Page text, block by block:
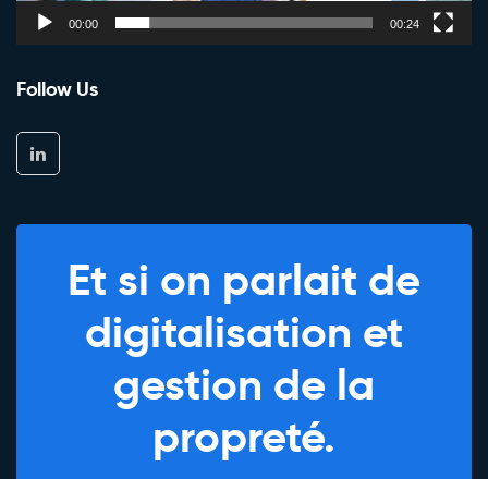
00:00 00:24
Follow Us
Et si on parlait de
digitalisation et
gestion de la
propreté.